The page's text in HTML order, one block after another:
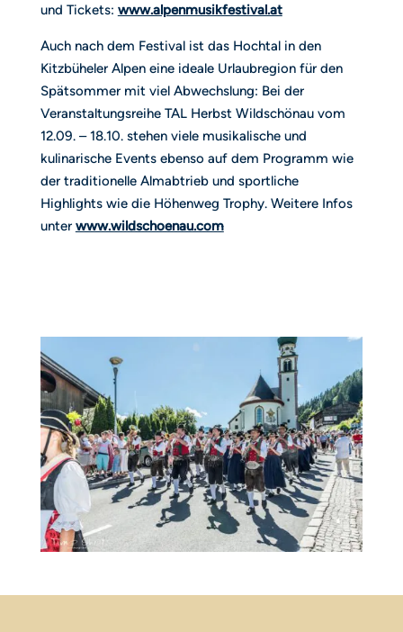
und Tickets: www.alpenmusikfestival.at
Auch nach dem Festival ist das Hochtal in den
Kitzbüheler Alpen eine ideale Urlaubregion für den
Spätsommer mit viel Abwechslung: Bei der
Veranstaltungsreihe TAL Herbst Wildschönau vom
12.09. – 18.10. stehen viele musikalische und
kulinarische Events ebenso auf dem Programm wie
der traditionelle Almabtrieb und sportliche
Highlights wie die Höhenweg Trophy. Weitere Infos
unter www.wildschoenau.com